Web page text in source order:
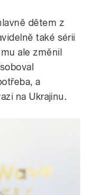
dětem z
také sérii
ale změnil
a
na Ukrajinu.